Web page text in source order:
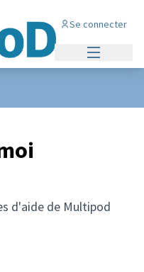
Menu
Se connecter
d'aide de Multipod